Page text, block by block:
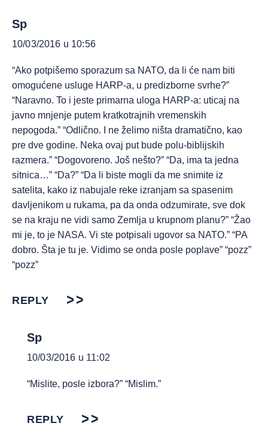
Sp
10/03/2016 u 10:56
“Ako potpišemo sporazum sa NATO, da li će nam biti
omogućene usluge HARP-a, u predizborne svrhe?”
“Naravno. To i jeste primarna uloga HARP-a: uticaj na
javno mnjenje putem kratkotrajnih vremenskih
nepogoda.” “Odlično. I ne želimo ništa dramatično, kao
pre dve godine. Neka ovaj put bude polu-biblijskih
razmera.” “Dogovoreno. Još nešto?” “Da, ima ta jedna
sitnica…” “Da?” “Da li biste mogli da me snimite iz
satelita, kako iz nabujale reke izranjam sa spasenim
davljenikom u rukama, pa da onda odzumirate, sve dok
se na kraju ne vidi samo Zemlja u krupnom planu?” “Žao
mi je, to je NASA. Vi ste potpisali ugovor sa NATO.” “PA
dobro. Šta je tu je. Vidimo se onda posle poplave” “pozz”
“pozz”
REPLY
Sp
10/03/2016 u 11:02
“Mislite, posle izbora?” “Mislim.”
REPLY